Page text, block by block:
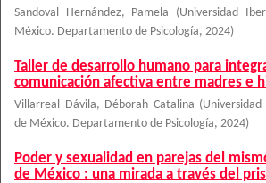
Sandoval Hernández, Pamela (Universidad
México. Departamento de Psicología, 2024)
Taller de desarrollo humano para
comunicación afectiva entre madres e
Villarreal Dávila, Déborah Catalina (
de México. Departamento de Psicología, 2024)
Poder y sexualidad en parejas del
de México : una mirada a través del